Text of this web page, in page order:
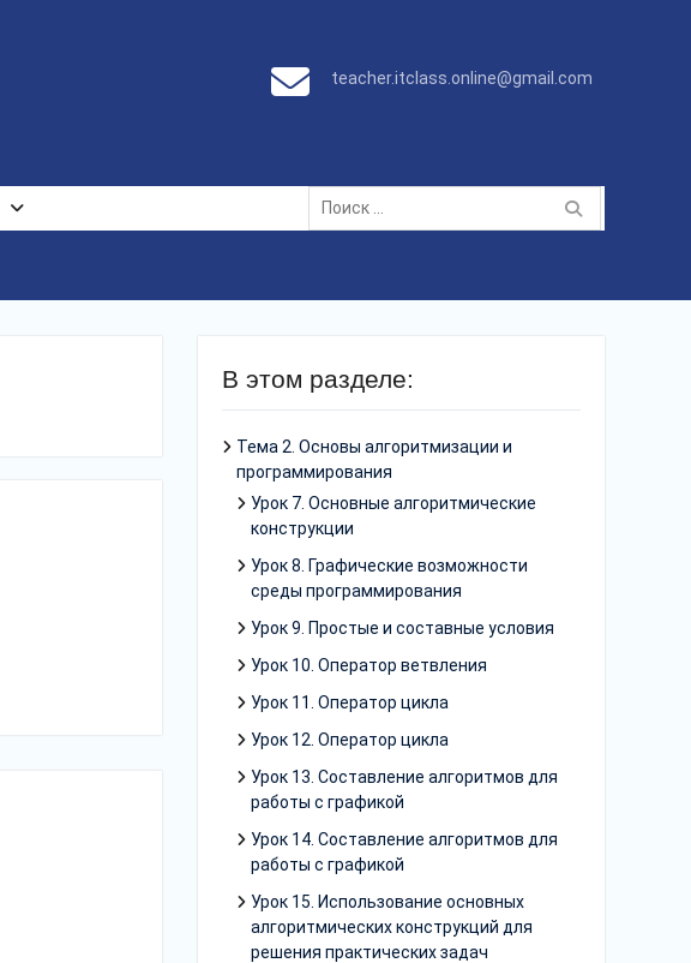
teacher.itclass.online@gmail.com
Поиск
В этом разделе:
Тема 2. Основы алгоритмизации и
программирования
Урок 7. Основные алгоритмические
конструкции
Урок 8. Графические возможности
среды программирования
Урок 9. Простые и составные условия
Урок 10. Оператор ветвления
Урок 11. Оператор цикла
Урок 12. Оператор цикла
Урок 13. Составление алгоритмов для
работы с графикой
Урок 14. Составление алгоритмов для
работы с графикой
Урок 15. Использование основных
алгоритмических конструкций для
решения практических задач